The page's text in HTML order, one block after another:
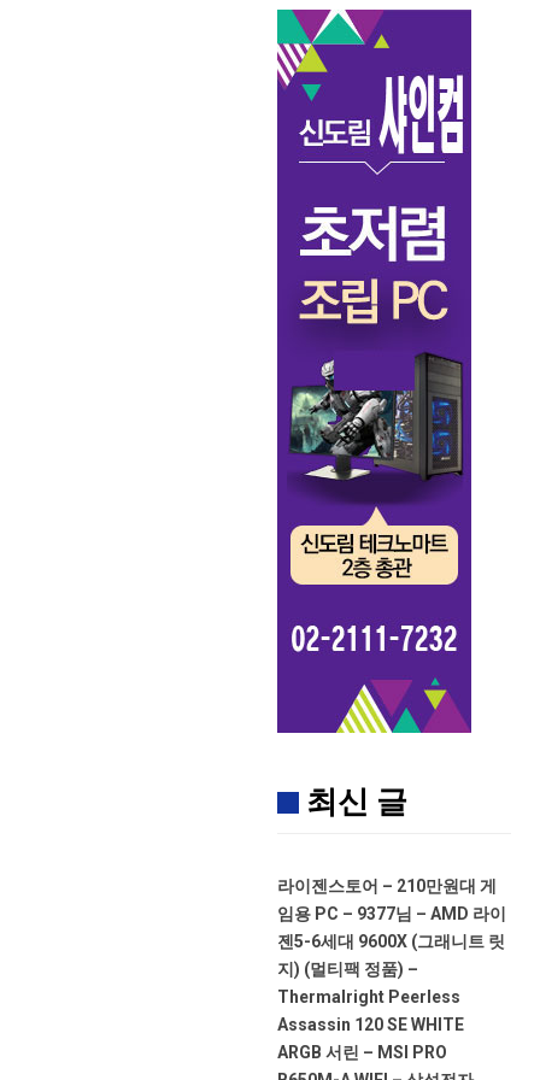
최신 글
라이젠스토어 – 210만원대 게
임용 PC – 9377님 – AMD 라이
젠5-6세대 9600X (그래니트 릿
지) (멀티팩 정품) –
Thermalright Peerless
Assassin 120 SE WHITE
ARGB 서린 – MSI PRO